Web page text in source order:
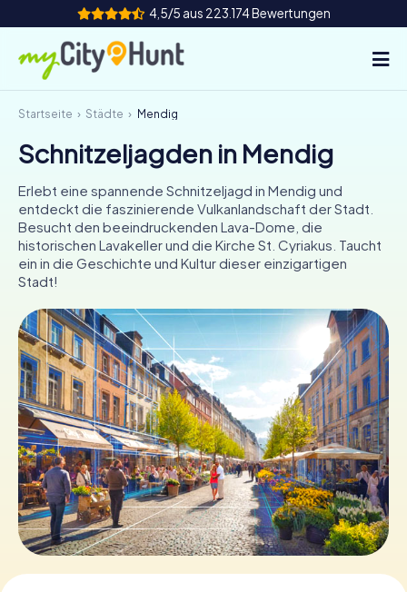
4,5/5 aus 223.174 Bewertungen
So funktioniert's
Städte
Touren
Teamevent
Tickets
INT AT CH
DE
ES
FR
IE
IT
NL
Tickets buchen
Gutscheine bestellen
Startseite Städte Mendig
Schnitzeljagden in Mendig
Erlebt eine spannende Schnitzeljagd in Mendig und
entdeckt die faszinierende Vulkanlandschaft der Stadt.
Besucht den beeindruckenden Lava-Dome, die
historischen Lavakeller und die Kirche St. Cyriakus. Taucht
ein in die Geschichte und Kultur dieser einzigartigen
Stadt!